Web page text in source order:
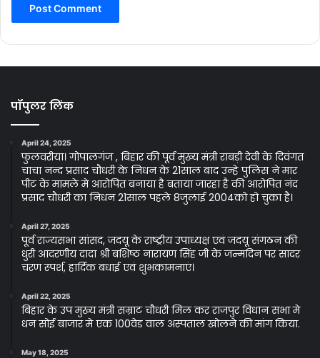
पॉपुलर लिंक
April 24, 2025
फुलवरीया। गोपालगंज , बिहार की पूर्व मुख्य मंत्री राबड़ी देवी के दिवंगत
चाचा नन्द प्रसाद चौधरी के निधन के 21साल बाद उन्हे पुलिस ने मार
पीट के मामले मे आरोपित बनाया है बताया जारहा है की आरोपित नंद
प्रसाद चौधरी का निधन 21साल पहले 8जुलाई 2004को हो चुका है।
April 27, 2025
पूर्व राज्यसभा सांसद, जदयू के राष्ट्रीय उपाध्यक्ष एवं जदयू संगठन की
धुरी आदरणीय दादा श्री बशिष्ठ नारायण सिंह जी के जन्मदिन पर सादर
चरण स्पर्श, हार्दिक बधाई एवं शुभकामनाएं।
April 22, 2025
बिहार के उप मुख्य मंत्री सम्राट चौधरी मिल कर राजपुर विधान सभा मे
धन सोई बाजार मे एक 100वेड वाल अस्पताल खोलने की मांग किया.
May 18, 2025